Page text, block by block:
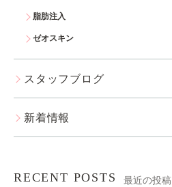
脂肪注入
ゼオスキン
スタッフブログ
新着情報
RECENT POSTS 最近の投稿